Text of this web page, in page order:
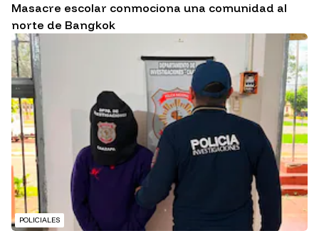
Masacre escolar conmociona una comunidad al
norte de Bangkok
POLICIALES